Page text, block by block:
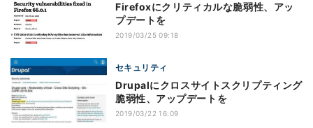
Firefoxにクリティカルな脆弱性、アッ
プデートを
2019/03/25 09:18
セキュリティ
Drupalにクロスサイトスクリプティング
脆弱性、アップデートを
2019/03/22 16:09